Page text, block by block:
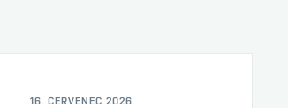
16. ČERVENEC 2026